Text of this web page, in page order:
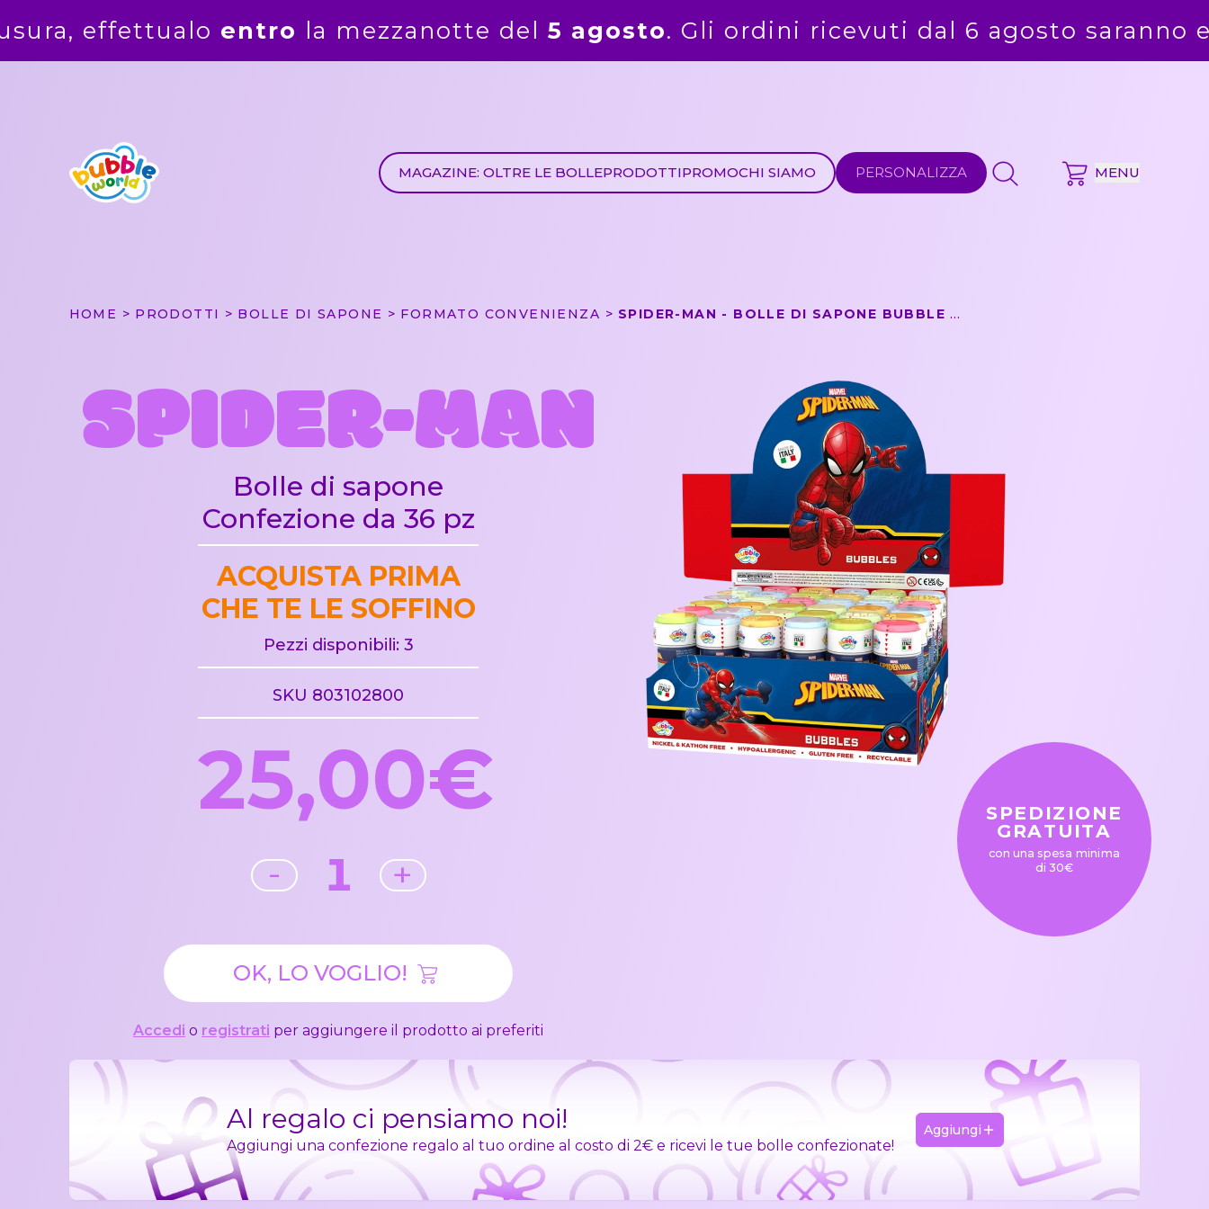
la mezzanotte del5 agosto. Gli ordini ricevuti dal 6 agosto saranno evasi alla ripresa delle
MAGAZINE: OLTRE LE BOLLEPRODOTTIPROMOCHI SIAMO PERSONALIZZA MENU
HOME PRODOTTI BOLLE DI SAPONE FORMATO CONVENIENZA SPIDER-MAN - BOLLE DI SAPONE BUBBLE WORLD - CONFEZIONE DA 36 PZ
SPIDER-MAN
Bolle di sapone
Confezione da 36 pz
ACQUISTA PRIMA
CHE TE LE SOFFINO
Pezzi disponibili: 3
SKU 803102800
25,00€
- 1 +
OK, LO VOGLIO!
Accedi o registrati per aggiungere il prodotto ai preferiti
SPEDIZIONE
GRATUITA
con una spesa minima
di 30€
Al regalo ci pensiamo noi!
Aggiungi una confezione regalo al tuo ordine al costo di 2€ e ricevi le tue bolle confezionate!
Aggiungi